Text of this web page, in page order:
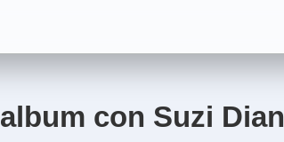
con Suzi Dian